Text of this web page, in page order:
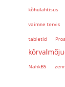
kõhulahtisus
vaimne tervis
tabletid
NahkB5